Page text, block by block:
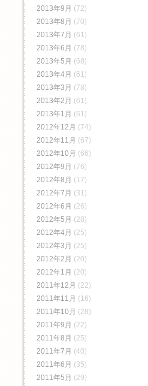
2013年9月 (72)
2013年8月 (70)
2013年7月 (61)
2013年6月 (78)
2013年5月 (68)
2013年4月 (61)
2013年3月 (78)
2013年2月 (61)
2013年1月 (61)
2012年12月 (74)
2012年11月 (67)
2012年10月 (66)
2012年9月 (76)
2012年8月 (17)
2012年7月 (31)
2012年6月 (26)
2012年5月 (28)
2012年4月 (25)
2012年3月 (25)
2012年2月 (20)
2012年1月 (20)
2011年12月 (22)
2011年11月 (16)
2011年10月 (28)
2011年9月 (22)
2011年8月 (25)
2011年7月 (40)
2011年6月 (35)
2011年5月 (29)